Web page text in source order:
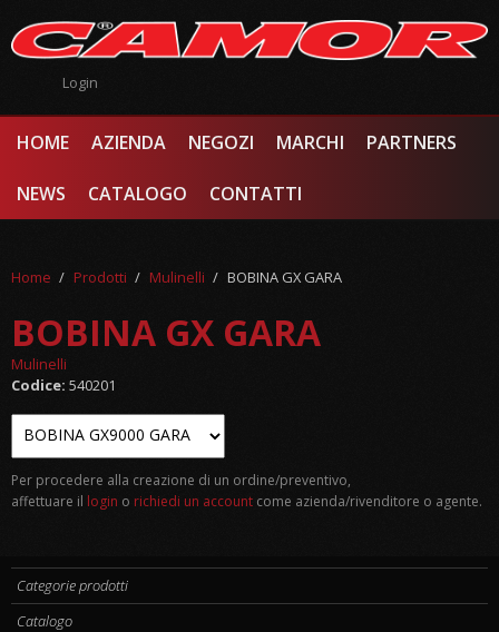
Login
HOME AZIENDA NEGOZI MARCHI PARTNERS
NEWS CATALOGO CONTATTI
Home / Prodotti / Mulinelli / BOBINA GX GARA
BOBINA GX GARA
Mulinelli
Codice: 540201
Per procedere alla creazione di un ordine/preventivo,
affettuare il login o richiedi un account come azienda/rivenditore o agente.
Categorie prodotti
Catalogo